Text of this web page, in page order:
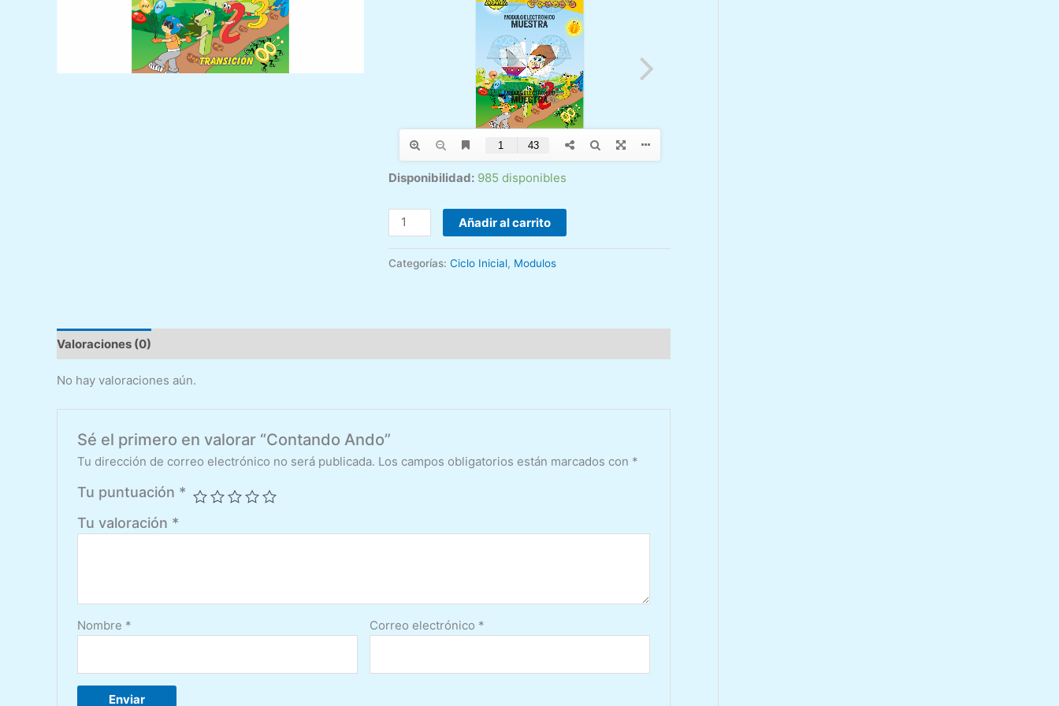
Disponibilidad: 985 disponibles
Añadir al carrito
Categorías: Ciclo Inicial, Modulos
Valoraciones (0)
No hay valoraciones aún.
Sé el primero en valorar “Contando Ando”
Tu dirección de correo electrónico no será publicada. Los campos obligatorios están marcados con *
Tu puntuación *
Tu valoración *
Nombre * Correo electrónico *